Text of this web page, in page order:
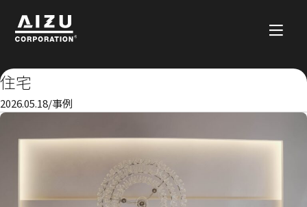
住宅
2026.05.18/事例